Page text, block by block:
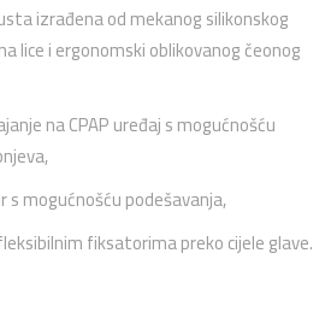
izrađena od mekanog silikonskog
lice i ergonomski oblikovanog čeonog
na CPAP uređaj s mogućnošću
mogućnošću podešavanja,
fiksatorima preko cijele glave.